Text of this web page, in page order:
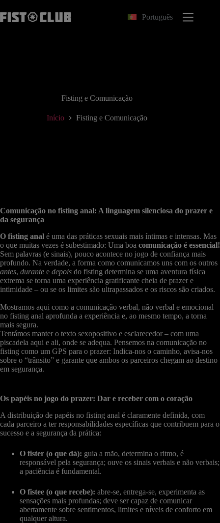
para
o
Português
Fisting e Comunicação
Início Fisting e Comunicação
Comunicação no fisting anal: A linguagem silenciosa do prazer e
da segurança
O fisting anal é uma das práticas sexuais mais íntimas e intensas. Mas
o que muitas vezes é subestimado: Uma boa comunicação é essencial!
Sem palavras (e sinais), pouco acontece no jogo de confiança mais
profundo. Na verdade, a forma como comunicamos uns com os outros
antes, durante e depois do fisting determina se uma aventura física
extrema se torna uma experiência gratificante cheia de prazer e
intimidade – ou se os limites são ultrapassados e os riscos são criados.
Mostramos aqui como a comunicação verbal, não verbal e emocional
no fisting anal aprofunda a experiência e, ao mesmo tempo, a torna
mais segura.
Tentámos manter o texto sexopositivo e esclarecedor – com uma
piscadela aqui e ali, onde se adequa. Pensemos na comunicação no
fisting como um GPS para o prazer: Indica-nos o caminho, avisa-nos
sobre o “trânsito” e garante que ambos os parceiros chegam ao destino
em segurança.
Os papéis no jogo do prazer: Dar e receber com o coração
A distribuição de papéis no fisting anal é claramente definida, com
cada parceiro a ter responsabilidades específicas que contribuem para o
sucesso e a segurança da prática:
O fister (o que dá): guia a mão, determina o ritmo, é
responsável pela segurança; ouve os sinais verbais e não verbais;
a paciência é fundamental.
O fistee (o que recebe): abre-se, entrega-se, experimenta as
sensações mais profundas; deve ser capaz de comunicar
abertamente sobre sentimentos, limites e níveis de conforto em
qualquer altura.